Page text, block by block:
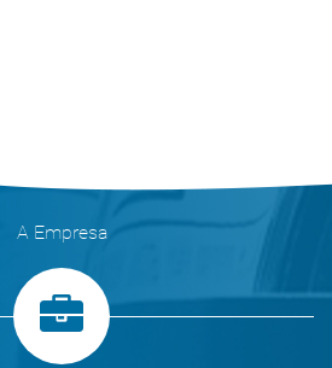
A Empresa